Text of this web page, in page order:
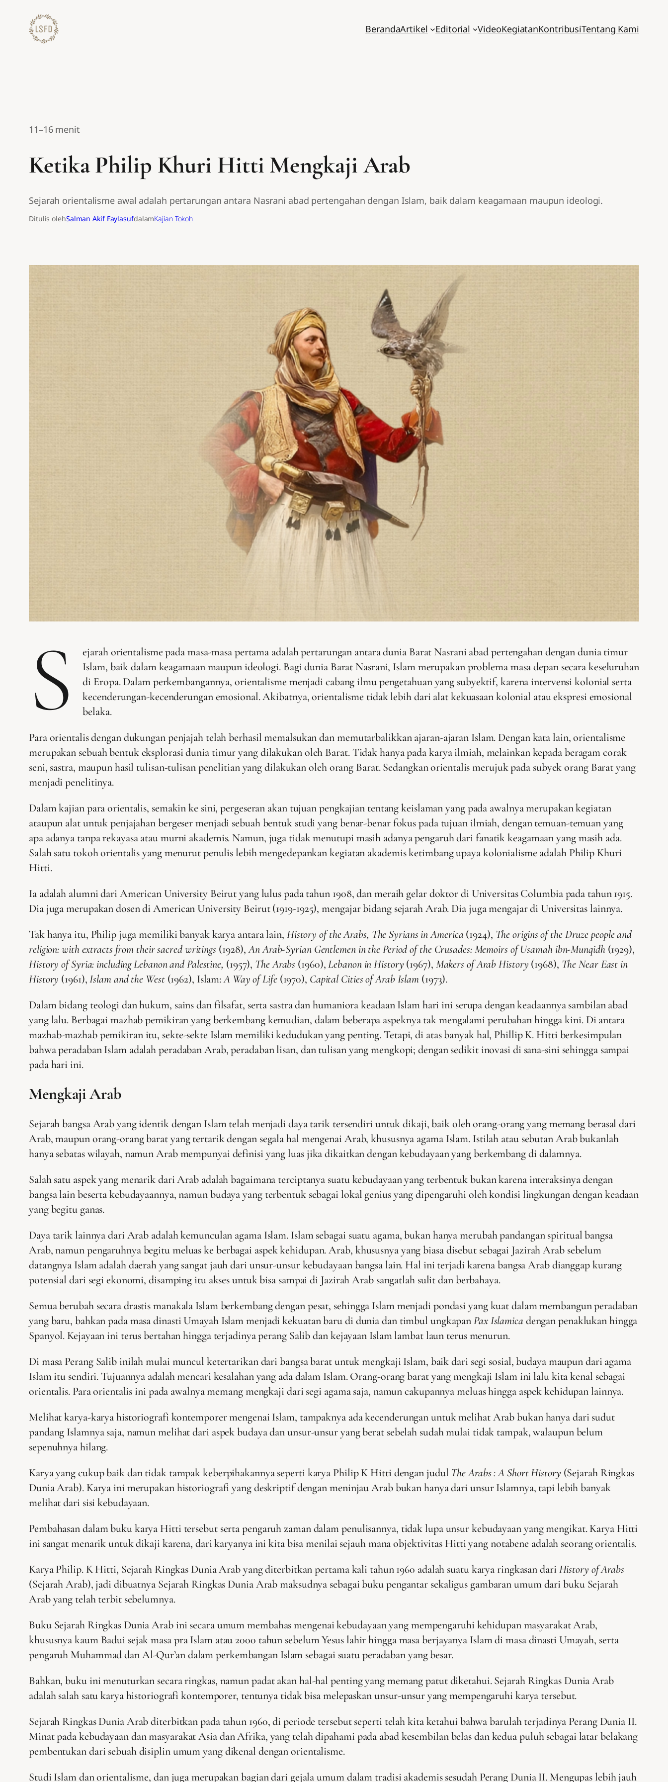
konten
BerandaArtikel Editorial VideoKegiatanKontribusiTentang Kami
11–16 menit
Ketika Philip Khuri Hitti Mengkaji Arab
Sejarah orientalisme awal adalah pertarungan antara Nasrani abad pertengahan dengan Islam, baik dalam keagamaan maupun ideologi.
Ditulis olehSalman Akif FaylasufdalamKajian Tokoh
S
ejarah orientalisme pada masa-masa pertama adalah pertarungan antara dunia Barat Nasrani abad pertengahan dengan dunia timur
Islam, baik dalam keagamaan maupun ideologi. Bagi dunia Barat Nasrani, Islam merupakan problema masa depan secara keseluruhan
di Eropa. Dalam perkembangannya, orientalisme menjadi cabang ilmu pengetahuan yang subyektif, karena intervensi kolonial serta
kecenderungan-kecenderungan emosional. Akibatnya, orientalisme tidak lebih dari alat kekuasaan kolonial atau ekspresi emosional
belaka.
Para orientalis dengan dukungan penjajah telah berhasil memalsukan dan memutarbalikkan ajaran-ajaran Islam. Dengan kata lain, orientalisme
merupakan sebuah bentuk eksplorasi dunia timur yang dilakukan oleh Barat. Tidak hanya pada karya ilmiah, melainkan kepada beragam corak
seni, sastra, maupun hasil tulisan-tulisan penelitian yang dilakukan oleh orang Barat. Sedangkan orientalis merujuk pada subyek orang Barat yang
menjadi penelitinya.
Dalam kajian para orientalis, semakin ke sini, pergeseran akan tujuan pengkajian tentang keislaman yang pada awalnya merupakan kegiatan
ataupun alat untuk penjajahan bergeser menjadi sebuah bentuk studi yang benar-benar fokus pada tujuan ilmiah, dengan temuan-temuan yang
apa adanya tanpa rekayasa atau murni akademis. Namun, juga tidak menutupi masih adanya pengaruh dari fanatik keagamaan yang masih ada.
Salah satu tokoh orientalis yang menurut penulis lebih mengedepankan kegiatan akademis ketimbang upaya kolonialisme adalah Philip Khuri
Hitti.
Ia adalah alumni dari American University Beirut yang lulus pada tahun 1908, dan meraih gelar doktor di Universitas Columbia pada tahun 1915.
Dia juga merupakan dosen di American University Beirut (1919-1925), mengajar bidang sejarah Arab. Dia juga mengajar di Universitas lainnya.
Tak hanya itu, Philip juga memiliki banyak karya antara lain, History of the Arabs, The Syrians in America (1924), The origins of the Druze people and
religion: with extracts from their sacred writings (1928),An Arab-Syrian Gentlemen in the Period of the Crusades: Memoirs of Usamah ibn-Munqidh (1929),
History of Syria: including Lebanon and Palestine, (1957), The Arabs (1960),Lebanon in History (1967), Makers of Arab History (1968), The Near East in
History (1961),Islam and the West(1962), Islam:A Way of Life(1970), Capital Cities of Arab Islam (1973).
Dalam bidang teologi dan hukum, sains dan filsafat, serta sastra dan humaniora keadaan Islam hari ini serupa dengan keadaannya sambilan abad
yang lalu. Berbagai mazhab pemikiran yang berkembang kemudian, dalam beberapa aspeknya tak mengalami perubahan hingga kini. Di antara
mazhab-mazhab pemikiran itu, sekte-sekte Islam memiliki kedudukan yang penting. Tetapi, di atas banyak hal, Phillip K. Hitti berkesimpulan
bahwa peradaban Islam adalah peradaban Arab, peradaban lisan, dan tulisan yang mengkopi; dengan sedikit inovasi di sana-sini sehingga sampai
pada hari ini.
Mengkaji Arab
Sejarah bangsa Arab yang identik dengan Islam telah menjadi daya tarik tersendiri untuk dikaji, baik oleh orang-orang yang memang berasal dari
Arab, maupun orang-orang barat yang tertarik dengan segala hal mengenai Arab, khususnya agama Islam. Istilah atau sebutan Arab bukanlah
hanya sebatas wilayah, namun Arab mempunyai definisi yang luas jika dikaitkan dengan kebudayaan yang berkembang di dalamnya.
Salah satu aspek yang menarik dari Arab adalah bagaimana terciptanya suatu kebudayaan yang terbentuk bukan karena interaksinya dengan
bangsa lain beserta kebudayaannya, namun budaya yang terbentuk sebagai lokal genius yang dipengaruhi oleh kondisi lingkungan dengan keadaan
yang begitu ganas.
Daya tarik lainnya dari Arab adalah kemunculan agama Islam. Islam sebagai suatu agama, bukan hanya merubah pandangan spiritual bangsa
Arab, namun pengaruhnya begitu meluas ke berbagai aspek kehidupan. Arab, khususnya yang biasa disebut sebagai Jazirah Arab sebelum
datangnya Islam adalah daerah yang sangat jauh dari unsur-unsur kebudayaan bangsa lain. Hal ini terjadi karena bangsa Arab dianggap kurang
potensial dari segi ekonomi, disamping itu akses untuk bisa sampai di Jazirah Arab sangatlah sulit dan berbahaya.
Semua berubah secara drastis manakala Islam berkembang dengan pesat, sehingga Islam menjadi pondasi yang kuat dalam membangun peradaban
yang baru, bahkan pada masa dinasti Umayah Islam menjadi kekuatan baru di dunia dan timbul ungkapanPax Islamica dengan penaklukan hingga
Spanyol. Kejayaan ini terus bertahan hingga terjadinya perang Salib dan kejayaan Islam lambat laun terus menurun.
Di masa Perang Salib inilah mulai muncul ketertarikan dari bangsa barat untuk mengkaji Islam, baik dari segi sosial, budaya maupun dari agama
Islam itu sendiri. Tujuannya adalah mencari kesalahan yang ada dalam Islam. Orang-orang barat yang mengkaji Islam ini lalu kita kenal sebagai
orientalis. Para orientalis ini pada awalnya memang mengkaji dari segi agama saja, namun cakupannya meluas hingga aspek kehidupan lainnya.
Melihat karya-karya historiografi kontemporer mengenai Islam, tampaknya ada kecenderungan untuk melihat Arab bukan hanya dari sudut
pandang Islamnya saja, namun melihat dari aspek budaya dan unsur-unsur yang berat sebelah sudah mulai tidak tampak, walaupun belum
sepenuhnya hilang.
Karya yang cukup baik dan tidak tampak keberpihakannya seperti karya Philip K Hitti dengan judul The Arabs : A Short History (Sejarah Ringkas
Dunia Arab). Karya ini merupakan historiografi yang deskriptif dengan meninjau Arab bukan hanya dari unsur Islamnya, tapi lebih banyak
melihat dari sisi kebudayaan.
Pembahasan dalam buku karya Hitti tersebut serta pengaruh zaman dalam penulisannya, tidak lupa unsur kebudayaan yang mengikat. Karya Hitti
ini sangat menarik untuk dikaji karena, dari karyanya ini kita bisa menilai sejauh mana objektivitas Hitti yang notabene adalah seorang orientalis.
Karya Philip. K Hitti, Sejarah Ringkas Dunia Arab yang diterbitkan pertama kali tahun 1960 adalah suatu karya ringkasan dari History of Arabs
(Sejarah Arab), jadi dibuatnya Sejarah Ringkas Dunia Arab maksudnya sebagai buku pengantar sekaligus gambaran umum dari buku Sejarah
Arab yang telah terbit sebelumnya.
Buku Sejarah Ringkas Dunia Arab ini secara umum membahas mengenai kebudayaan yang mempengaruhi kehidupan masyarakat Arab,
khususnya kaum Badui sejak masa pra Islam atau 2000 tahun sebelum Yesus lahir hingga masa berjayanya Islam di masa dinasti Umayah, serta
pengaruh Muhammad dan Al-Qur’an dalam perkembangan Islam sebagai suatu peradaban yang besar.
Bahkan, buku ini menuturkan secara ringkas, namun padat akan hal-hal penting yang memang patut diketahui. Sejarah Ringkas Dunia Arab
adalah salah satu karya historiografi kontemporer, tentunya tidak bisa melepaskan unsur-unsur yang mempengaruhi karya tersebut.
Sejarah Ringkas Dunia Arab diterbitkan pada tahun 1960, di periode tersebut seperti telah kita ketahui bahwa barulah terjadinya Perang Dunia II.
Minat pada kebudayaan dan masyarakat Asia dan Afrika, yang telah dipahami pada abad kesembilan belas dan kedua puluh sebagai latar belakang
pembentukan dari sebuah disiplin umum yang dikenal dengan orientalisme.
Studi Islam dan orientalisme, dan juga merupakan bagian dari gejala umum dalam tradisi akademis sesudah Perang Dunia II. Mengupas lebih jauh